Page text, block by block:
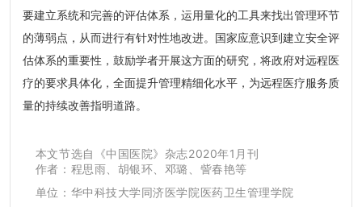
要建立系统和完善的评估体系，运用量化的工具来找出管理环节
的薄弱点，从而进行有针对性地改进。国家应意识到建立安全评
估体系的重要性，鼓励学者开展这方面的研究，将政府对远程医
疗的要求具体化，全面提升管理精细化水平，为远程医疗服务质
量的持续改善指明道路。
本文节选自《中国医院》杂志2020年1月刊
作者：程思雨、胡银环、邓璐、訾春艳等
单位： 华中科技大学同济医学院医药卫生管理学院